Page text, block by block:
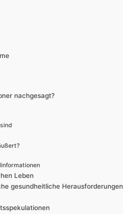
nachgesagt?
Leben
gesundheitliche Herausforderungen